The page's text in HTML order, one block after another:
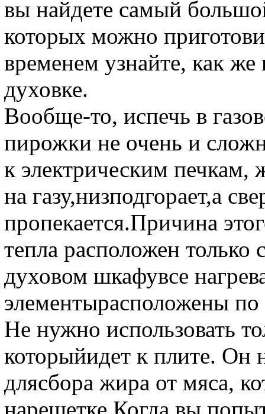
вы найдете самый
которых можно
временем узнайте, как же
духовке.
Вообще-то, испечь в
пирожки не очень и
к электрическим печкам,
на газу,низподгорает,а
пропекается.Причина
тепла расположен только
духовом шкафувсе
элементырасположены по
Не нужно использовать
которыйидет к плите. Он
длясбора жира от мяса,
нарешетке.Когда вы